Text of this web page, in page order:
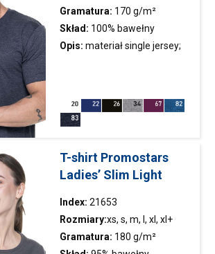
Gramatura: 170 g/m²
Skład: 100% bawełny
półczesanej ring-spun; kolor
bawełny półczesanej, 40%
poliestru
Opis: materiał single jersey;
ściągacz; podwójne szwy;
dekoracyjna taśma
T-shirt Promostars
Ladies’ Slim Light
Index: 21653
Rozmiary:xs, s, m, l, xl, xl+
Gramatura: 180 g/m²